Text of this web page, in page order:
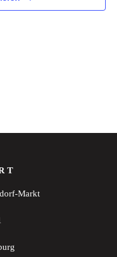
Markt